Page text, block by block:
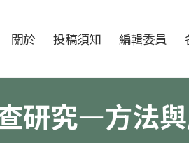
關於 投稿須知 編輯委員
研究—方法